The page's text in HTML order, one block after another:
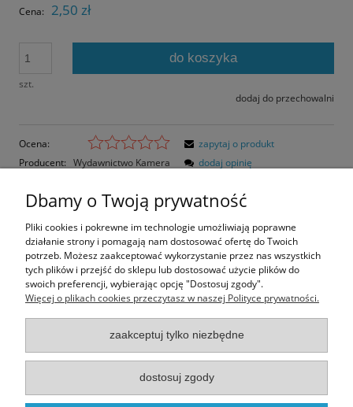
Cena: 2,50 zł
szt.
do koszyka
dodaj do przechowalni
Ocena:
Producent: Wydawnictwo Kamera
zapytaj o produkt
dodaj opinię
Opis
Opinie o produkcie (0)
Rozmiar pocztówki: 15x10,5 cm
Informacje
Moje konto
Dbamy o Twoją prywatność
Pliki cookies i pokrewne im technologie umożliwiają poprawne
działanie strony i pomagają nam dostosować ofertę do Twoich
potrzeb. Możesz zaakceptować wykorzystanie przez nas wszystkich
tych plików i przejść do sklepu lub dostosować użycie plików do
swoich preferencji, wybierając opcję "Dostosuj zgody".
Więcej o plikach cookies przeczytasz w naszej Polityce prywatności.
zaakceptuj tylko niezbędne
dostosuj zgody